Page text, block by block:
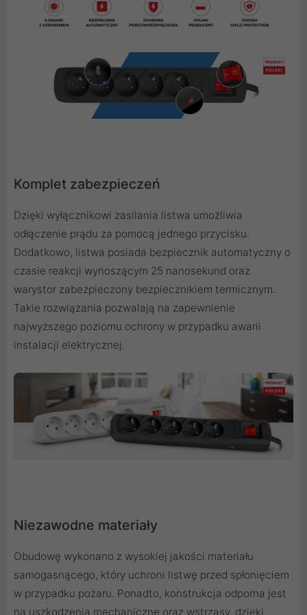
Komplet zabezpieczeń
Dzięki wyłącznikowi zasilania listwa umożliwia
odłączenie prądu za pomocą jednego przycisku.
Dodatkowo, listwa posiada bezpiecznik automatyczny o
czasie reakcji wynoszącym 25 nanosekund oraz
warystor zabezpieczony bezpiecznikiem termicznym.
Takie rozwiązania pozwalają na zapewnienie
najwyższego poziomu ochrony w przypadku awarii
instalacji elektrycznej.
Niezawodne materiały
Obudowę wykonano z wysokiej jakości materiału
samogasnącego, który uchroni listwę przed spłonięciem
w przypadku pożaru. Ponadto, konstrukcja odporna jest
na uszkodzenia mechaniczne oraz wstrząsy, dzięki